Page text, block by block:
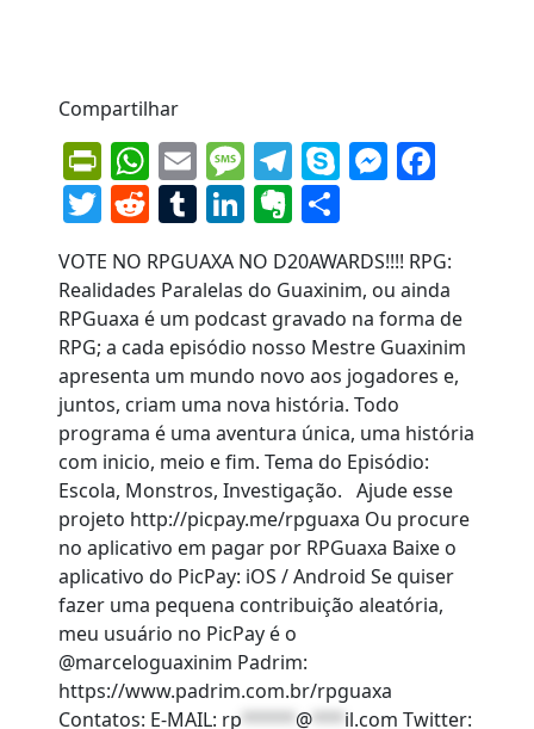
Compartilhar
PrintFriendly
WhatsApp
EmailMessage
Telegram
Skype
Twitter
Reddit
Tumblr
LinkedIn
Evernote
VOTE NO RPGUAXA NO D20AWARDS!!!! RPG:
Realidades Paralelas do Guaxinim, ou ainda
RPGuaxa é um podcast gravado na forma de
RPG; a cada episódio nosso Mestre Guaxinim
apresenta um mundo novo aos jogadores e,
juntos, criam uma nova história. Todo
programa é uma aventura única, uma história
com inicio, meio e fim. Tema do Episódio:
Escola, Monstros, Investigação. Ajude esse
projeto http://picpay.me/rpguaxa Ou procure
no aplicativo em pagar por RPGuaxa Baixe o
aplicativo do PicPay: iOS / Android Se quiser
fazer uma pequena contribuição aleatória,
meu usuário no PicPay é o
@marceloguaxinim Padrim:
https://www.padrim.com.br/rpguaxa
Contatos: E-MAIL: rp ***** @*** il.com Twitter: